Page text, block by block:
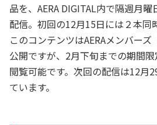
品を、AERA DIGITAL内で隔週月
配信。初回の12月15日には２本同
このコンテンツはAERAメンバー
公開ですが、2月下旬までの期間
閲覧可能です。次回の配信は12月
ています。